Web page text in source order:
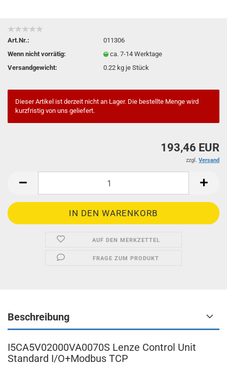
Art.Nr.:
011306
Wenn nicht vorrätig:
ca. 7-14 Werktage
Versandgewicht:
0.22 kg je Stück
Dieser Artikel ist derzeit nicht an Lager. Die bestellte Menge wird
kurzfristig von uns geliefert.
193,46 EUR
zzgl. Versand
AUF DEN MERKZETTEL
FRAGE ZUM PRODUKT
Beschreibung
I5CA5V02000VA0070S Lenze Control Unit
Standard I/O+Modbus TCP